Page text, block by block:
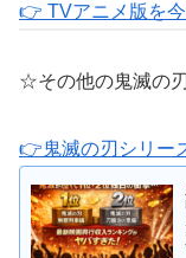
👉 TVアニメ版を
☆その他の鬼滅の
👉鬼滅の刃シリー